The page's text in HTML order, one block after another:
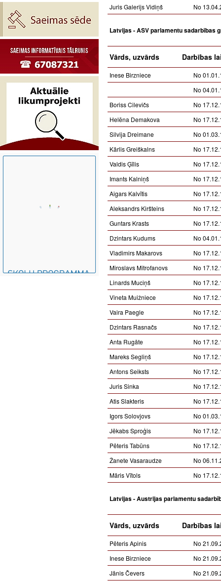
Juris Galerijs Vidiņš
No
Latvijas - ASV parlamentu sadarbības
Vārds, uzvārds Darbības
Inese Birzniece
No
No
Boriss Cilevičs
No
Helēna Demakova
No
Silvija Dreimane
No
Kārlis Greiškalns
No
Valdis Ģīlis
No
Imants Kalniņš
No
Aigars Kalvītis
No
Aleksandrs Kiršteins
No
Guntars Krasts
No
Dzintars Kudums
No
Vladimirs Makarovs
No
Miroslavs Mitrofanovs
No
Linards Muciņš
No
Vineta Muižniece
No
Vaira Paegle
No
Dzintars Rasnačs
No
Anta Rugāte
No
Mareks Segliņš
No
Antons Seiksts
No
Juris Sinka
No
Atis Slakteris
No
Igors Solovjovs
No
Jēkabs Sproģis
No
Pēteris Tabūns
No
Žanete Vasaraudze
No
Māris Vītols
No
Latvijas - Austrijas parlamentu
Vārds, uzvārds Darbības
Pēteris Apinis
No
Inese Birzniece
No
Jānis Čevers
No